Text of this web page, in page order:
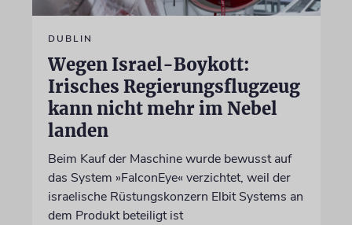
DUBLIN
Wegen Israel-Boykott:
Irisches Regierungsflugzeug
kann nicht mehr im Nebel
landen
Beim Kauf der Maschine wurde bewusst auf
das System »FalconEye« verzichtet, weil der
israelische Rüstungskonzern Elbit Systems an
dem Produkt beteiligt ist